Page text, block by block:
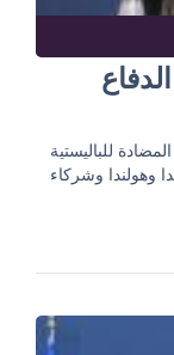
للباليستية
وهولندا وشركاء